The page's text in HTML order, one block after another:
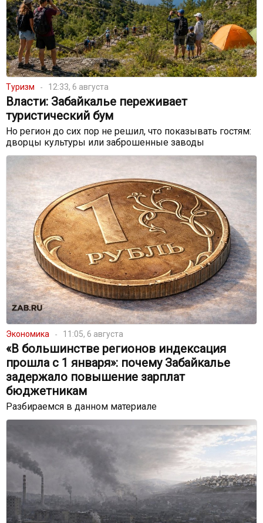
Туризм 12:33, 6 августа
Власти: Забайкалье переживает
туристический бум
Но регион до сих пор не решил, что показывать гостям:
дворцы культуры или заброшенные заводы
Экономика 11:05, 6 августа
«В большинстве регионов индексация
прошла с 1 января»: почему Забайкалье
задержало повышение зарплат
бюджетникам
Разбираемся в данном материале